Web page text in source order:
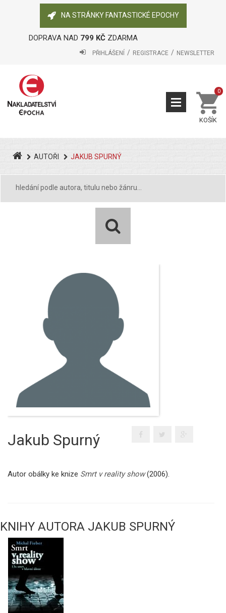
NA STRÁNKY FANTASTICKÉ EPOCHY
DOPRAVA NAD 799 KČZDARMA
PŘIHLÁŠENÍ REGISTRACE NEWSLETTER
KOŠÍK
0
AUTOŘI JAKUB SPURNÝ
Jakub Spurný
Autor obálky ke knize Smrt v reality show(2006).
KNIHY AUTORA JAKUB SPURNÝ